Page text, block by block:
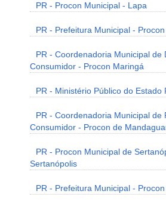
PR - Procon Municipal - Lapa
PR - Prefeitura Municipal -
PR - Coordenadoria Municipal de
Consumidor - Procon Maringá
PR - Ministério Público do Estado
PR - Coordenadoria Municipal de
Consumidor - Procon de
PR - Procon Municipal de
Sertanópolis
PR - Prefeitura Municipal -